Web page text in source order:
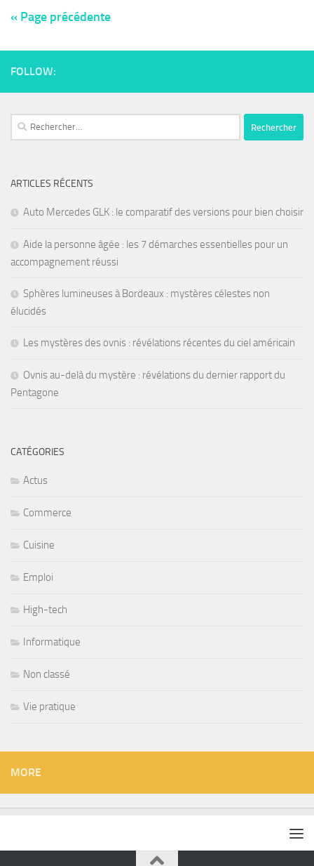
« Page précédente
FOLLOW:
ARTICLES RÉCENTS
Auto Mercedes GLK : le comparatif des versions pour bien choisir
Aide la personne âgée : les 7 démarches essentielles pour un
accompagnement réussi
Sphères lumineuses à Bordeaux : mystères célestes non
élucidés
Les mystères des ovnis : révélations récentes du ciel américain
Ovnis au-delà du mystère : révélations du dernier rapport du
Pentagone
CATÉGORIES
Actus
Commerce
Cuisine
Emploi
High-tech
Informatique
Non classé
Vie pratique
MORE